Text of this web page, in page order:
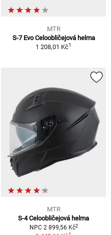
MTR
S-7 Evo Celoobličejová helma
1 208,01 Kč1
MTR
S-4 Celoobličejová helma
NPC 2 899,56 Kč2